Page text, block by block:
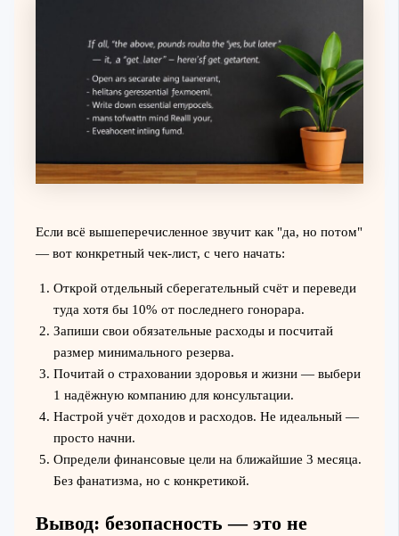
Если всё вышеперечисленное звучит как "да, но потом"
— вот конкретный чек-лист, с чего начать:
Открой отдельный сберегательный счёт и переведи
туда хотя бы 10% от последнего гонорара.
Запиши свои обязательные расходы и посчитай
размер минимального резерва.
Почитай о страховании здоровья и жизни — выбери
1 надёжную компанию для консультации.
Настрой учёт доходов и расходов. Не идеальный —
просто начни.
Определи финансовые цели на ближайшие 3 месяца.
Без фанатизма, но с конкретикой.
Вывод: безопасность — это не